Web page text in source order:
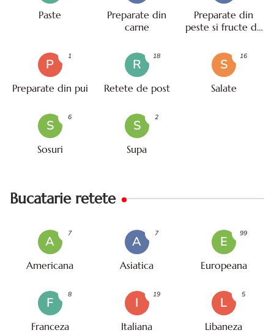
Paste
Preparate din
carne
Preparate din
peste si fructe de
P
Preparate din pui
1
R
Retete de post
18
S
Salate
16
S
Sosuri
6
S
Supa
2
Bucatarie retete
A
Americana
7
A
Asiatica
7
E
Europeana
99
F
Franceza
8
I
Italiana
19
L
Libaneza
5